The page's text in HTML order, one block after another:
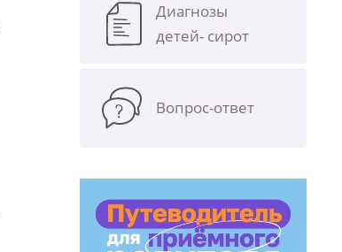
Диагнозы
детей- сирот
Вопрос-ответ